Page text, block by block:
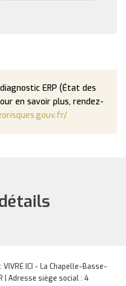
ERP (État des
en savoir plus, rendez-
ICI - La Chapelle-Basse-
| Adresse siège social : 4